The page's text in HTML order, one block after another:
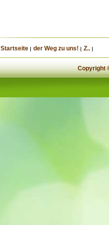
Startseite der Weg zu uns! Z..
Copyright